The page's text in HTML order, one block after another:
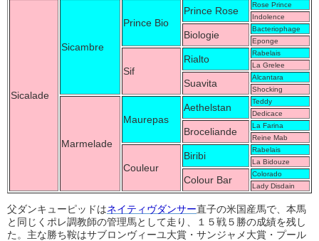
Sicalade
Sicambre
Prince Bio
Prince Rose
Rose Prince
Indolence
Biologie
Bacteriophage
Eponge
Sif
Rialto
Rabelais
La Grelee
Suavita
Alcantara
Shocking
Marmelade
Maurepas
Aethelstan
Teddy
Dedicace
Broceliande
La Farina
Reine Mab
Couleur
Biribi
Rabelais
La Bidouze
Colour Bar
Colorado
Lady Disdain
父ダンキューピッドはネイティヴダンサー直子の米国産馬で、本馬
と同じくポレ調教師の管理馬として走り、１５戦５勝の成績を残し
た。主な勝ち鞍はサブロンヴィーユ大賞・サンジャメ大賞・プール